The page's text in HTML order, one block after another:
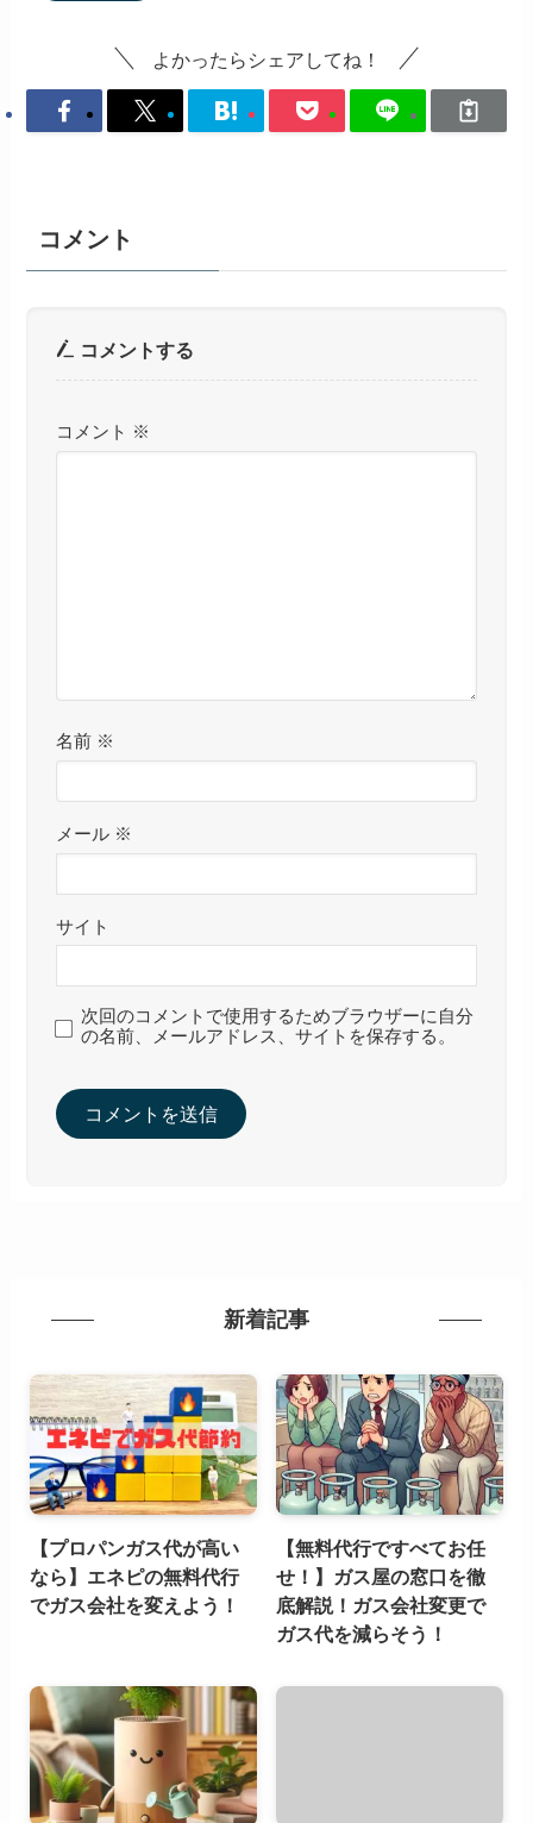
よかったらシェアしてね！
コメント
コメントする
コメント ※
名前 ※
メール ※
サイト
次回のコメントで使用するためブラウザーに自分
の名前、メールアドレス、サイトを保存する。
新着記事
【プロパンガス代が高い
なら】エネピの無料代行
でガス会社を変えよう！
【無料代行ですべてお任
せ！】ガス屋の窓口を徹
底解説！ガス会社変更で
ガス代を減らそう！